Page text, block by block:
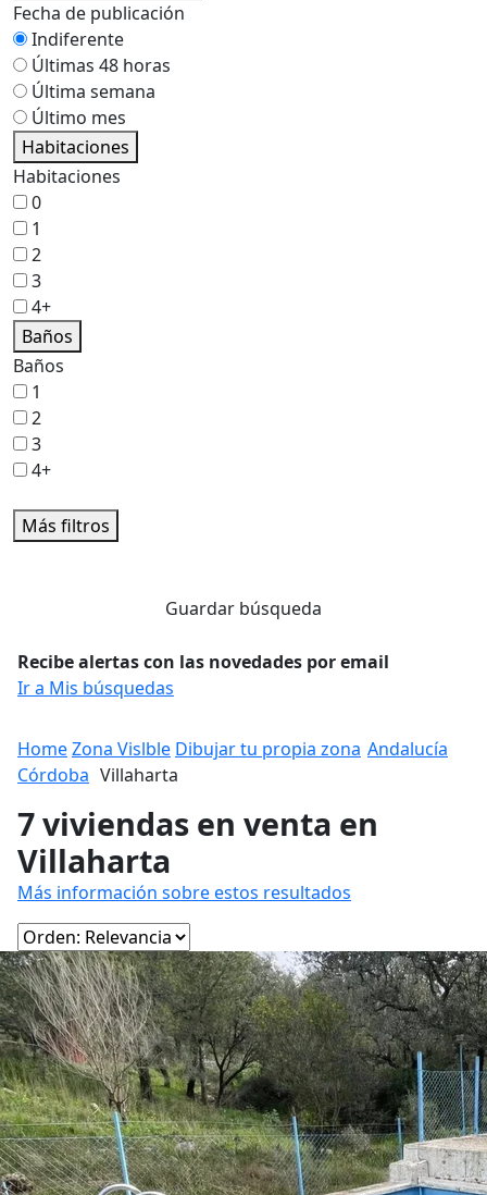
Fecha de publicación
Indiferente
Últimas 48 horas
Última semana
Último mes
Habitaciones
Habitaciones
0
1
2
3
4+
Baños
Baños
1
2
3
4+
Más filtros
Guardar búsqueda
Recibe alertas con las novedades por email
Ir a Mis búsquedas
HomeZona Vislble Dibujar tu propia zona Andalucía
Córdoba Villaharta
7 viviendas en venta en
Villaharta
Más información sobre estos resultados